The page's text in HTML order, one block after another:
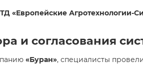
«Европейские Агротехнологии-
и согласования
«Буран», специалисты